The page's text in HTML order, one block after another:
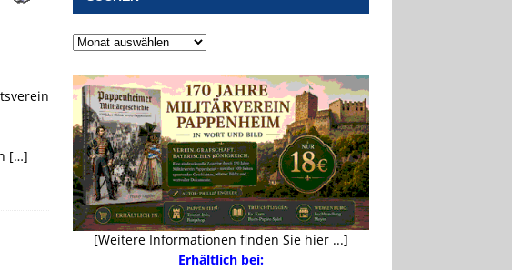
[…]
[Weitere Informationen finden Sie hier ...]
Erhältlich bei: